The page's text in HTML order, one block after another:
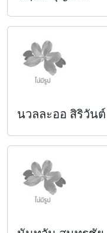
นวลละออ สิริวันต์